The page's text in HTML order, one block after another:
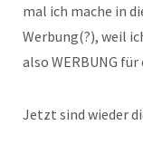
mal ich mache in
Werbung(?), weil
also WERBUNG
Jetzt sind wieder